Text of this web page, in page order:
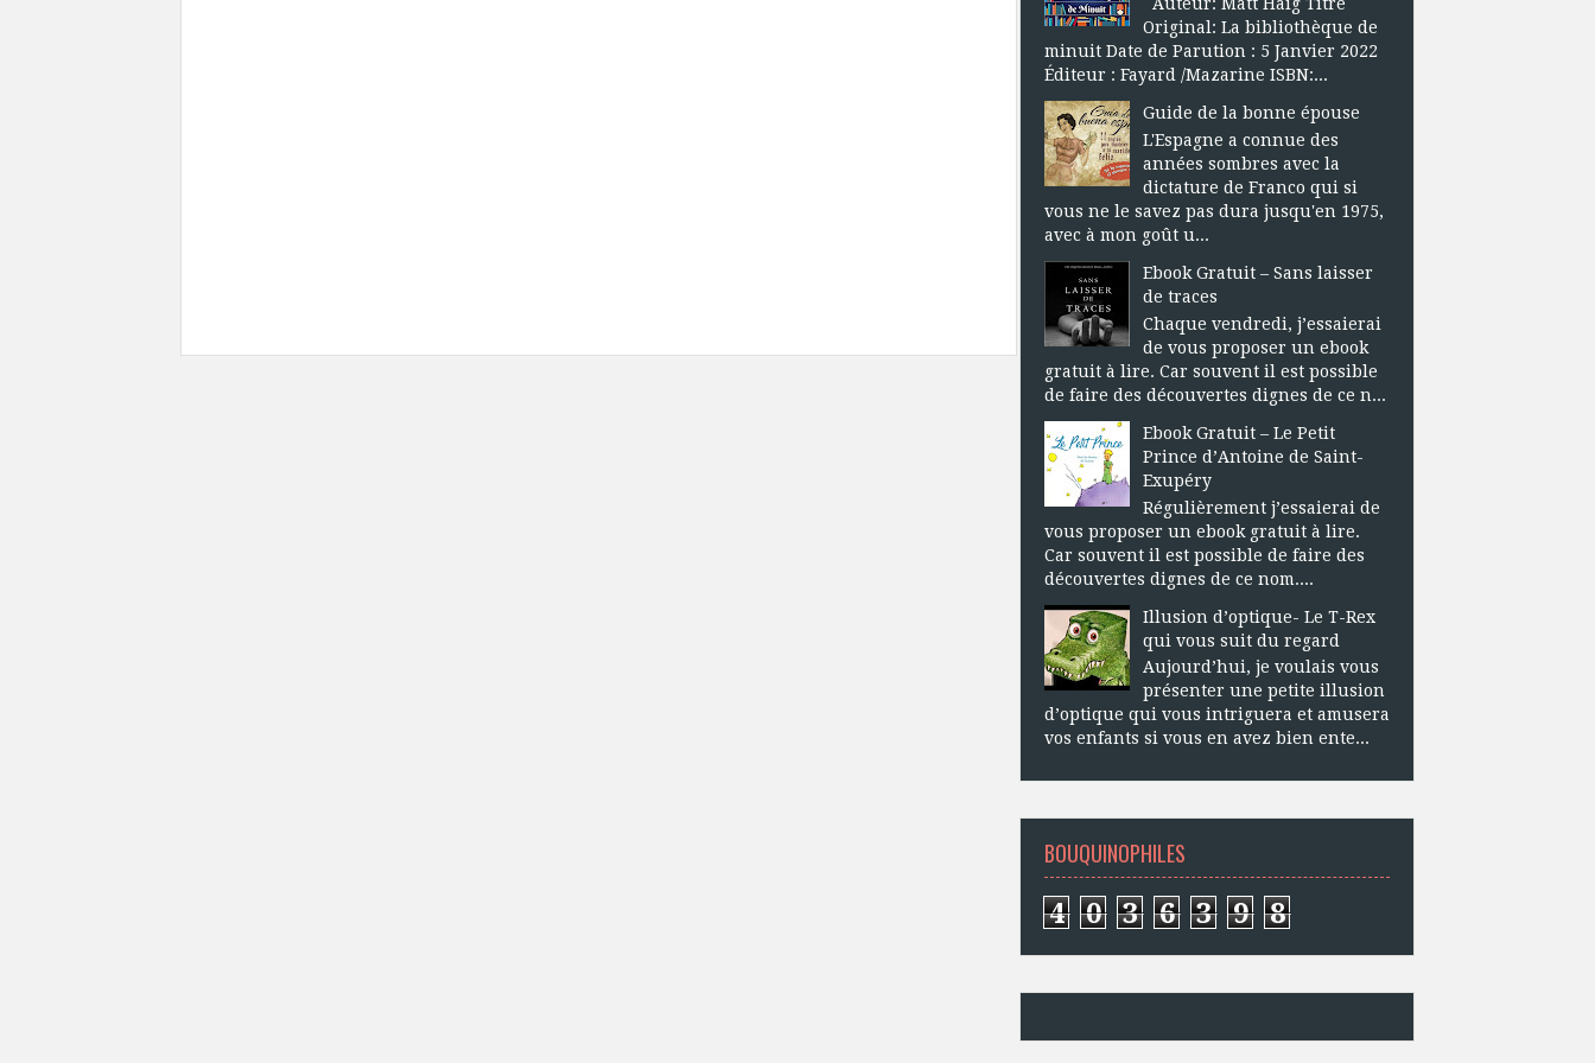
Original: La bibliothèque de
minuit Date de Parution : 5 Janvier 2022
Éditeur : Fayard /Mazarine ISBN:...
Guide de la bonne épouse
L'Espagne a connue des
années sombres avec la
dictature de Franco qui si
vous ne le savez pas dura jusqu'en 1975,
avec à mon goût u...
Ebook Gratuit – Sans laisser
de traces
Chaque vendredi, j’essaierai
de vous proposer un ebook
gratuit à lire. Car souvent il est possible
de faire des découvertes dignes de ce n...
Ebook Gratuit – Le Petit
Prince d’Antoine de Saint-
Exupéry
Régulièrement j’essaierai de
vous proposer un ebook gratuit à lire.
Car souvent il est possible de faire des
découvertes dignes de ce nom....
Illusion d’optique- Le T-Rex
qui vous suit du regard
Aujourd’hui, je voulais vous
présenter une petite illusion
d’optique qui vous intriguera et amusera
vos enfants si vous en avez bien ente...
BOUQUINOPHILES
4 0 3 6 3 9 8